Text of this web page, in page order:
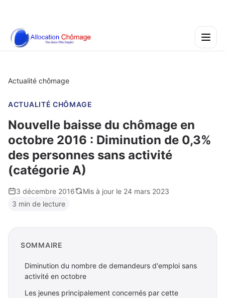
Actualité chômage
ACTUALITÉ CHÔMAGE
Nouvelle baisse du chômage en
octobre 2016 : Diminution de 0,3%
des personnes sans activité
(catégorie A)
3 décembre 2016
Mis à jour le 24 mars 2023
3 min de lecture
SOMMAIRE
Diminution du nombre de demandeurs d'emploi sans
activité en octobre
Les jeunes principalement concernés par cette